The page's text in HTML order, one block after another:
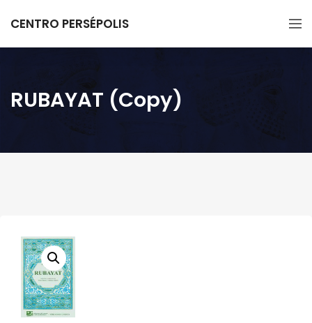
CENTRO PERSÉPOLIS
RUBAYAT (Copy)